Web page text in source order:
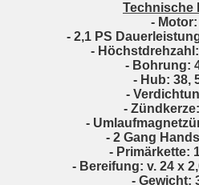
Technische
- Motor:
- 2,1 PS
-
- Bohrung:
- Hub: 38,
-
-
-
- 2 Gang
- Primärkette:
- Bereifung: v. 24 x
- Gewicht: